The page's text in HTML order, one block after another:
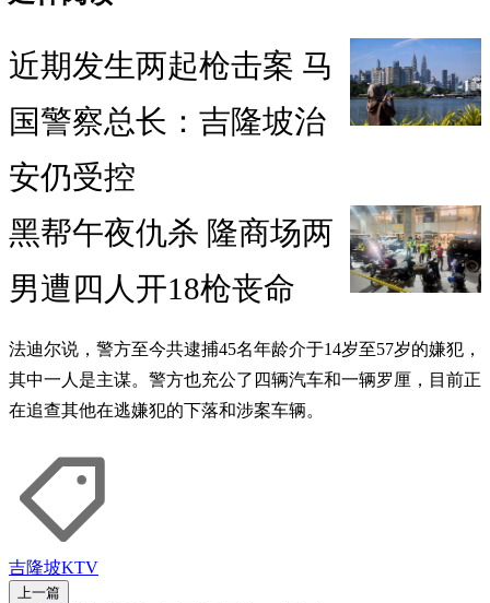
近期发生两起枪击案 马
国警察总长：吉隆坡治
安仍受控
黑帮午夜仇杀 隆商场两
男遭四人开18枪丧命
法迪尔说，警方至今共逮捕45名年龄介于14岁至57岁的嫌犯，
其中一人是主谋。警方也充公了四辆汽车和一辆罗厘，目前正
在追查其他在逃嫌犯的下落和涉案车辆。
吉隆坡KTV
上一篇